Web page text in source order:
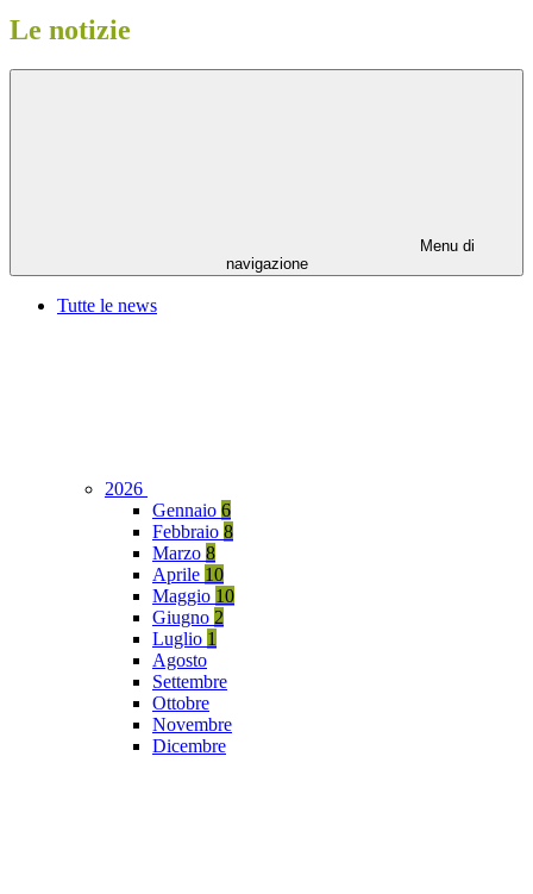
Le notizie
Menu di
navigazione
Tutte le news
2026
Gennaio 6
Febbraio 8
Marzo 8
Aprile 10
Maggio 10
Giugno 2
Luglio 1
Agosto
Settembre
Ottobre
Novembre
Dicembre